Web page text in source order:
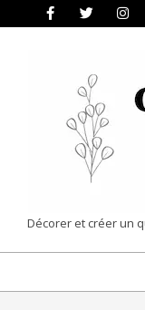
|
Décorer et créer un